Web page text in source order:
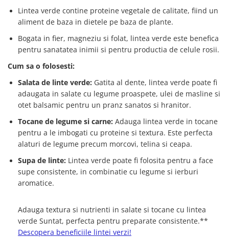
Lintea verde contine proteine vegetale de calitate, fiind un
aliment de baza in dietele pe baza de plante.
Bogata in fier, magneziu si folat, lintea verde este benefica
pentru sanatatea inimii si pentru productia de celule rosii.
Cum sa o folosesti:
Salata de linte verde: Gatita al dente, lintea verde poate fi
adaugata in salate cu legume proaspete, ulei de masline si
otet balsamic pentru un pranz sanatos si hranitor.
Tocane de legume si carne: Adauga lintea verde in tocane
pentru a le imbogati cu proteine si textura. Este perfecta
alaturi de legume precum morcovi, telina si ceapa.
Supa de linte: Lintea verde poate fi folosita pentru a face
supe consistente, in combinatie cu legume si ierburi
aromatice.
Adauga textura si nutrienti in salate si tocane cu lintea
verde Suntat, perfecta pentru preparate consistente.**
Descopera beneficiile lintei verzi!